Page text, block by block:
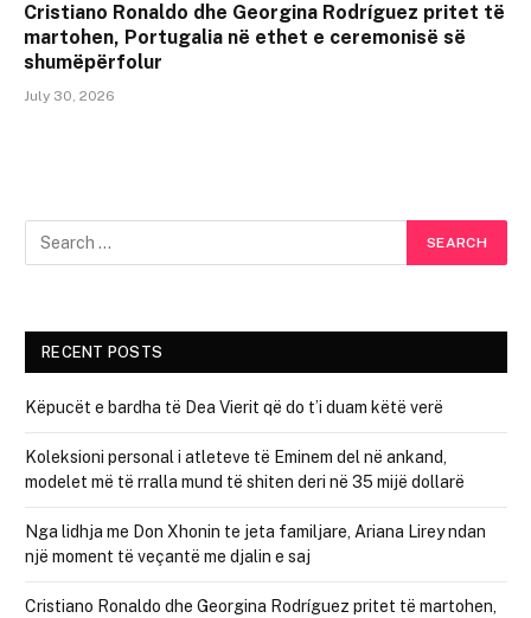
Cristiano Ronaldo dhe Georgina Rodríguez pritet të
martohen, Portugalia në ethet e ceremonisë së
shumëpërfolur
July 30, 2026
RECENT POSTS
Këpucët e bardha të Dea Vierit që do t’i duam këtë verë
Koleksioni personal i atleteve të Eminem del në ankand,
modelet më të rralla mund të shiten deri në 35 mijë dollarë
Nga lidhja me Don Xhonin te jeta familjare, Ariana Lirey ndan
një moment të veçantë me djalin e saj
Cristiano Ronaldo dhe Georgina Rodríguez pritet të martohen,